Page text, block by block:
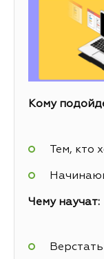
Кому
Тем, кто
Чему научат: